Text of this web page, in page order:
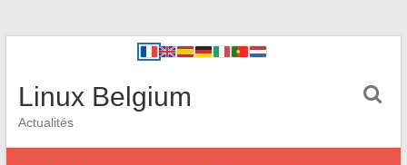
Linux Belgium
Actualités